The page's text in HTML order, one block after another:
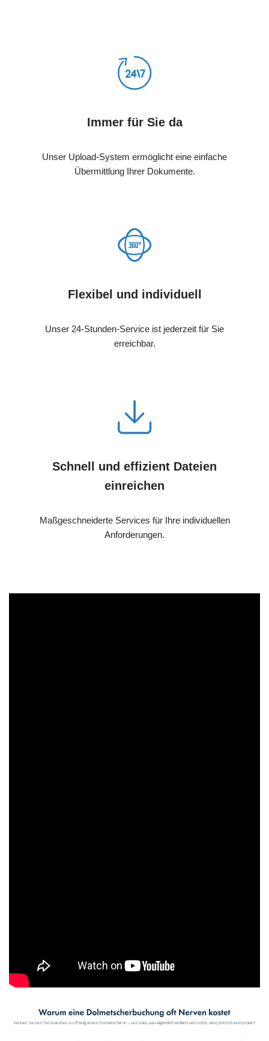
Immer für Sie da
Unser Upload-System ermöglicht eine einfache
Übermittlung Ihrer Dokumente.
Flexibel und individuell
Unser 24-Stunden-Service ist jederzeit für Sie
erreichbar.
Schnell und effizient Dateien
einreichen
Maßgeschneiderte Services für Ihre individuellen
Anforderungen.